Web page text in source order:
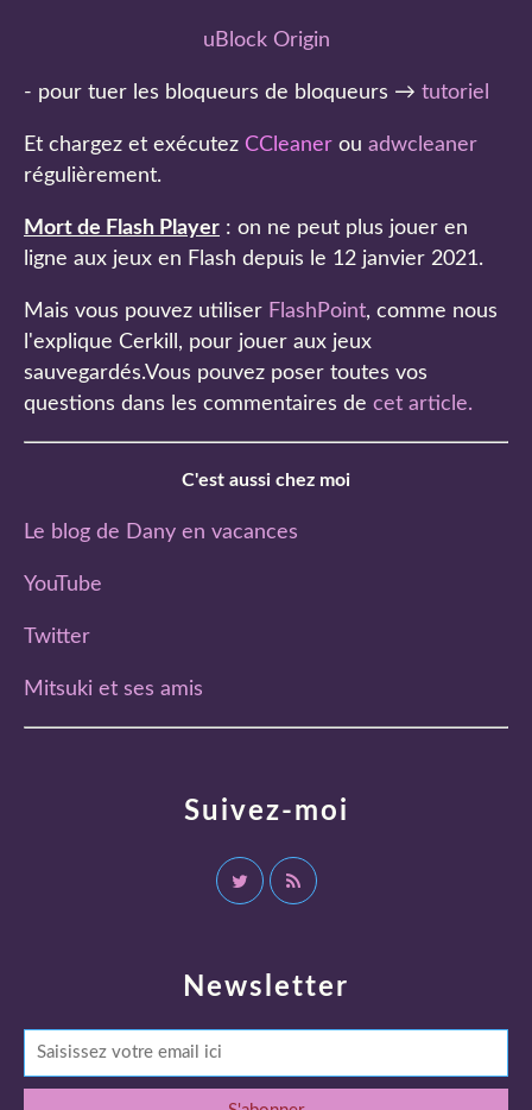
Newsletter
Suivez-moi
uBlock Origin
- pour tuer les bloqueurs de bloqueurs → tutoriel
Et chargez et exécutez CCleaner ou adwcleaner
régulièrement.
Mort de Flash Player : on ne peut plus jouer en
ligne aux jeux en Flash depuis le 12 janvier 2021.
Mais vous pouvez utiliser FlashPoint, comme nous
l'explique Cerkill, pour jouer aux jeux
sauvegardés.Vous pouvez poser toutes vos
questions dans les commentaires de cet article.
C'est aussi chez moi
Le blog de Dany en vacances
YouTube
Twitter
Mitsuki et ses amis